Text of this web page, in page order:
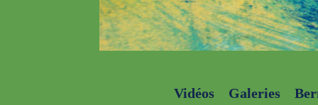
Vidéos Galeries